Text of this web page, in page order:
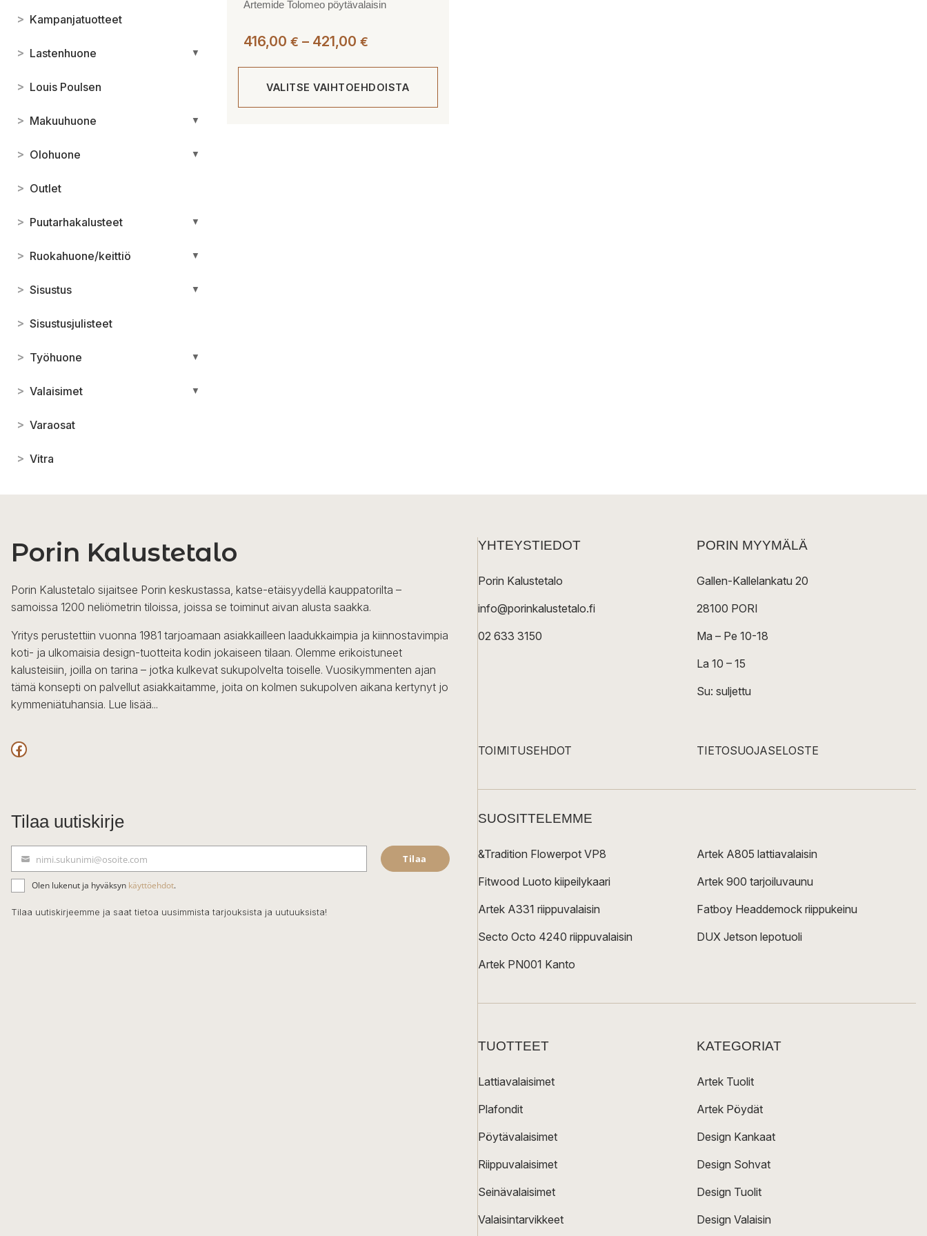
> Kampanjatuotteet
> Lastenhuone ▼
> Louis Poulsen
> Makuuhuone ▼
> Olohuone ▼
> Outlet
> Puutarhakalusteet ▼
> Ruokahuone/keittiö ▼
> Sisustus ▼
> Sisustusjulisteet
> Työhuone ▼
> Valaisimet ▼
> Varaosat
> Vitra
Artemide Tolomeo pöytävalaisin
416,00 € – 421,00 €
421,00 €
VALITSE VAIHTOEHDOISTA
Porin Kalustetalo
Porin Kalustetalo sijaitsee Porin keskustassa, katse-etäisyydellä kauppatorilta –
samoissa 1200 neliömetrin tiloissa, joissa se toiminut aivan alusta saakka.
Yritys perustettiin vuonna 1981 tarjoamaan asiakkailleen laadukkaimpia ja kiinnostavimpia
koti- ja ulkomaisia design-tuotteita kodin jokaiseen tilaan. Olemme erikoistuneet
kalusteisiin, joilla on tarina – jotka kulkevat sukupolvelta toiselle. Vuosikymmenten ajan
tämä konsepti on palvellut asiakkaitamme, joita on kolmen sukupolven aikana kertynyt jo
kymmeniätuhansia. Lue lisää...
Facebook
Tilaa uutiskirje
ä
h
k
nimi.sukunimi@osoite.com Tilaa
Olen lukenut ja hyväksyn käyttöehdot.
Tilaa uutiskirjeemme ja saat tietoa uusimmista tarjouksista ja uutuuksista!
YHTEYSTIEDOT
Porin Kalustetalo
info@porinkalustetalo.fi
02 633 3150
PORIN MYYMÄLÄ
Gallen-Kallelankatu 20
28100 PORI
Ma – Pe 10-18
La 10 – 15
Su: suljettu
TOIMITUSEHDOT TIETOSUOJASELOSTE
SUOSITTELEMME
&Tradition Flowerpot VP8
Fitwood Luoto kiipeilykaari
Artek A331 riippuvalaisin
Secto Octo 4240 riippuvalaisin
Artek PN001 Kanto
Artek A805 lattiavalaisin
Artek 900 tarjoiluvaunu
Fatboy Headdemock riippukeinu
DUX Jetson lepotuoli
TUOTTEET
Lattiavalaisimet
Plafondit
Pöytävalaisimet
Riippuvalaisimet
Seinävalaisimet
Valaisintarvikkeet
KATEGORIAT
Artek Tuolit
Artek Pöydät
Design Kankaat
Design Sohvat
Design Tuolit
Design Valaisin